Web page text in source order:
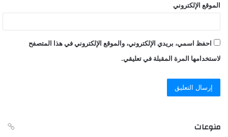
الموقع الإلكتروني
احفظ اسمي، بريدي الإلكتروني، والموقع الإلكتروني في هذا المتصفح
لاستخدامها المرة المقبلة في تعليقي.
منوعات